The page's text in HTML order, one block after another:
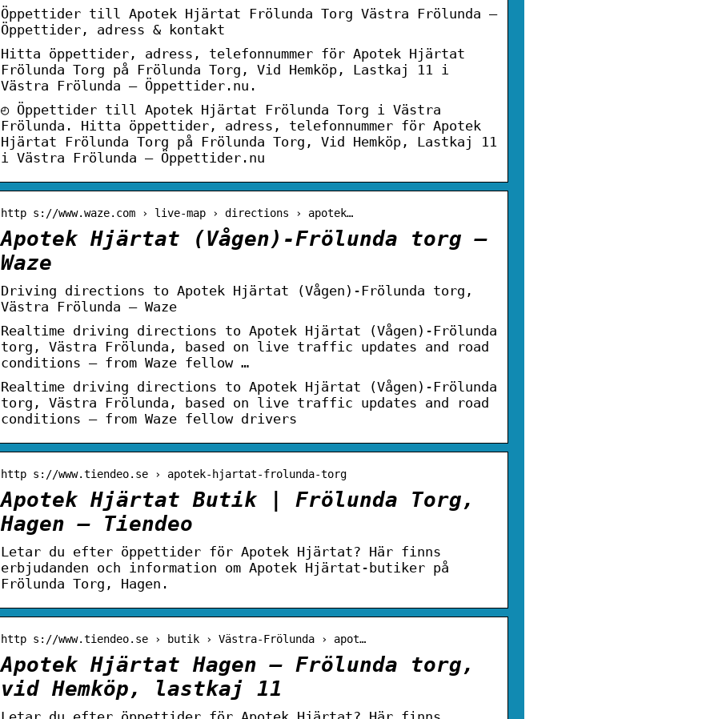
Öppettider till Apotek Hjärtat Frölunda Torg Västra Frölunda –
Öppettider, adress & kontakt
Hitta öppettider, adress, telefonnummer för Apotek Hjärtat
Frölunda Torg på Frölunda Torg, Vid Hemköp, Lastkaj 11 i
Västra Frölunda – Öppettider.nu.
◴ Öppettider till Apotek Hjärtat Frölunda Torg i Västra
Frölunda. Hitta öppettider, adress, telefonnummer för Apotek
Hjärtat Frölunda Torg på Frölunda Torg, Vid Hemköp, Lastkaj 11
i Västra Frölunda – Öppettider.nu
http s://www.waze.com › live-map › directions › apotek…
Apotek Hjärtat (Vågen)-Frölunda torg –
Waze
Driving directions to Apotek Hjärtat (Vågen)-Frölunda torg,
Västra Frölunda – Waze
Realtime driving directions to Apotek Hjärtat (Vågen)-Frölunda
torg, Västra Frölunda, based on live traffic updates and road
conditions – from Waze fellow …
Realtime driving directions to Apotek Hjärtat (Vågen)-Frölunda
torg, Västra Frölunda, based on live traffic updates and road
conditions – from Waze fellow drivers
http s://www.tiendeo.se › apotek-hjartat-frolunda-torg
Apotek Hjärtat Butik | Frölunda Torg,
Hagen – Tiendeo
Letar du efter öppettider för Apotek Hjärtat? Här finns
erbjudanden och information om Apotek Hjärtat-butiker på
Frölunda Torg, Hagen.
http s://www.tiendeo.se › butik › Västra-Frölunda › apot…
Apotek Hjärtat Hagen – Frölunda torg,
vid Hemköp, lastkaj 11